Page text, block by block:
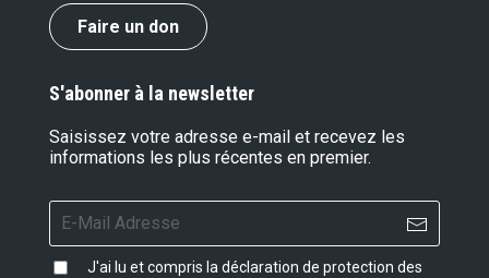
Faire un don
S'abonner à la newsletter
Saisissez votre adresse e-mail et recevez les
informations les plus récentes en premier.
J'ai lu et compris la déclaration de protection des